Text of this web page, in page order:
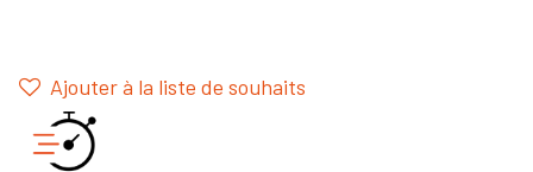
Ajouter à la liste de souhaits